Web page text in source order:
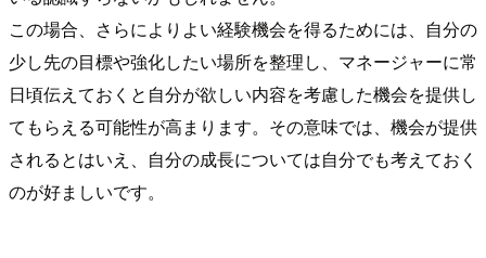
この場合、さらによりよい経験機会を得るためには、自分の
少し先の目標や強化したい場所を整理し、マネージャーに常
日頃伝えておくと自分が欲しい内容を考慮した機会を提供し
てもらえる可能性が高まります。その意味では、機会が提供
されるとはいえ、自分の成長については自分でも考えておく
のが好ましいです。